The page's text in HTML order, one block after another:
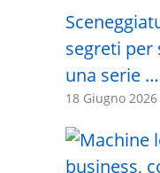
segreti per
una serie …
18 Giugno 2026